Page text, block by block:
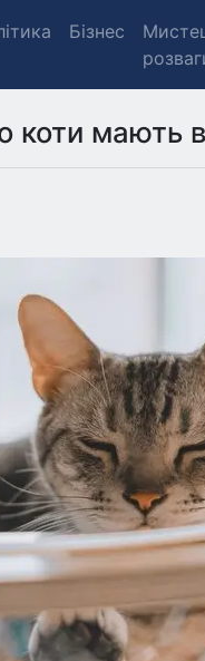
Бізнес
мають